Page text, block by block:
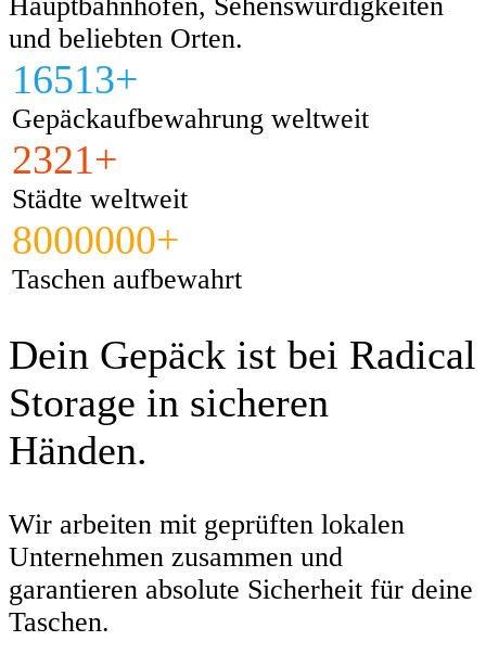
und beliebten Orten.
16513+
Gepäckaufbewahrung weltweit
2321+
Städte weltweit
8000000+
Taschen aufbewahrt
Dein Gepäck ist bei Radical
Storage in sicheren
Händen.
Wir arbeiten mit geprüften lokalen
Unternehmen zusammen und
garantieren absolute Sicherheit für deine
Taschen.